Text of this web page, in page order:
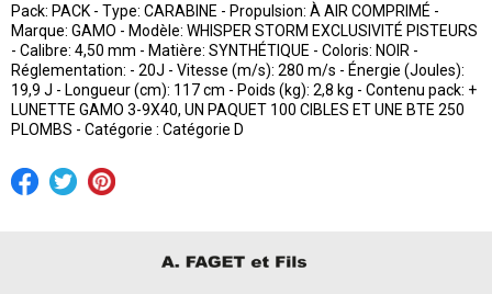
Pack: PACK - Type: CARABINE - Propulsion: À AIR COMPRIMÉ -
Marque: GAMO - Modèle: WHISPER STORM EXCLUSIVITÉ PISTEURS
- Calibre: 4,50 mm - Matière: SYNTHÉTIQUE - Coloris: NOIR -
Réglementation: - 20J - Vitesse (m/s): 280 m/s - Énergie (Joules):
19,9 J - Longueur (cm): 117 cm - Poids (kg): 2,8 kg - Contenu pack: +
LUNETTE GAMO 3-9X40, UN PAQUET 100 CIBLES ET UNE BTE 250
PLOMBS - Catégorie : Catégorie D